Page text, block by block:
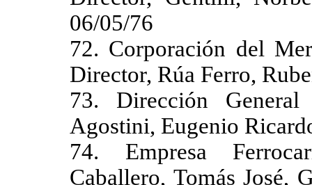
06/05/76
72. Corporación del
Director, Rúa Ferro,
73. Dirección
Agostini, Eugenio
74. Empresa
Caballero, Tomás José,